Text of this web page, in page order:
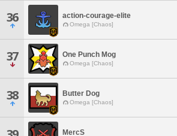
36 action-courage-elite
Omega [Chaos]
37 One Punch Mog
Omega [Chaos]
38 Butter Dog
Omega [Chaos]
MercS